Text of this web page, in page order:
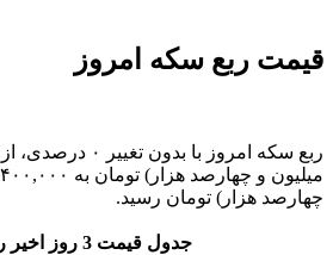
قیمت ربع سکه امروز
چهارصد هزار) تومان رسید.
جدول قیمت 3 روز اخیر ربع سکه